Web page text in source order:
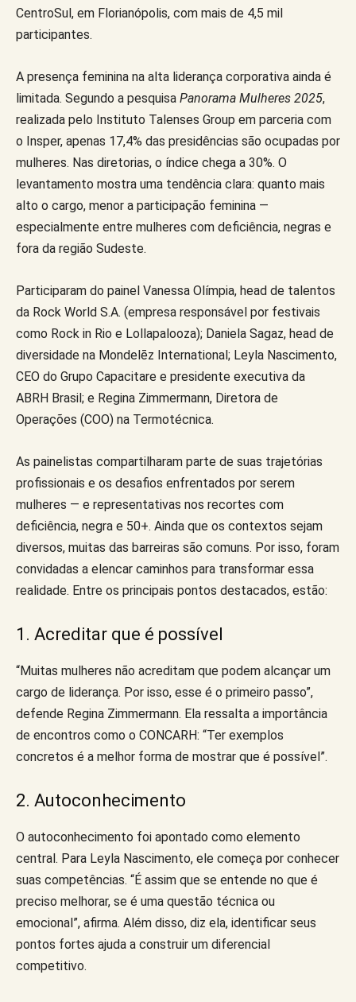
CentroSul, em Florianópolis, com mais de 4,5 mil
participantes.
A presença feminina na alta liderança corporativa ainda é
limitada. Segundo a pesquisa Panorama Mulheres 2025,
realizada pelo Instituto Talenses Group em parceria com
o Insper, apenas 17,4% das presidências são ocupadas por
mulheres. Nas diretorias, o índice chega a 30%. O
levantamento mostra uma tendência clara: quanto mais
alto o cargo, menor a participação feminina —
especialmente entre mulheres com deficiência, negras e
fora da região Sudeste.
Participaram do painel Vanessa Olímpia, head de talentos
da Rock World S.A. (empresa responsável por festivais
como Rock in Rio e Lollapalooza); Daniela Sagaz, head de
diversidade na Mondelēz International; Leyla Nascimento,
CEO do Grupo Capacitare e presidente executiva da
ABRH Brasil; e Regina Zimmermann, Diretora de
Operações (COO) na Termotécnica.
As painelistas compartilharam parte de suas trajetórias
profissionais e os desafios enfrentados por serem
mulheres — e representativas nos recortes com
deficiência, negra e 50+. Ainda que os contextos sejam
diversos, muitas das barreiras são comuns. Por isso, foram
convidadas a elencar caminhos para transformar essa
realidade. Entre os principais pontos destacados, estão:
1. Acreditar que é possível
“Muitas mulheres não acreditam que podem alcançar um
cargo de liderança. Por isso, esse é o primeiro passo”,
defende Regina Zimmermann. Ela ressalta a importância
de encontros como o CONCARH: “Ter exemplos
concretos é a melhor forma de mostrar que é possível”.
2. Autoconhecimento
O autoconhecimento foi apontado como elemento
central. Para Leyla Nascimento, ele começa por conhecer
suas competências. “É assim que se entende no que é
preciso melhorar, se é uma questão técnica ou
emocional”, afirma. Além disso, diz ela, identificar seus
pontos fortes ajuda a construir um diferencial
competitivo.